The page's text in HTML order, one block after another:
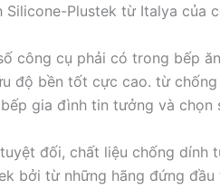
Plustek từ Italya của
công cụ phải có trong bếp
độ bền tốt cực cao. từ chống
gia đình tin tưởng và chọn
đối, chất liệu chống dính
bởi từ những hãng đứng đầu